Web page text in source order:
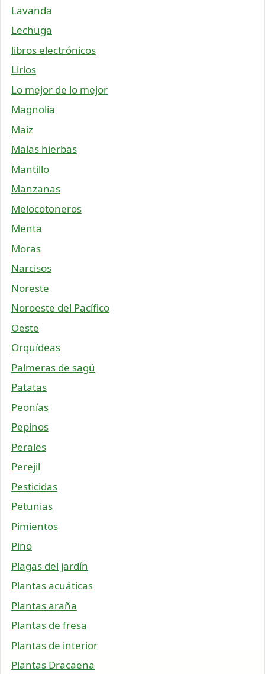
Lavanda
Lechuga
libros electrónicos
Lirios
Lo mejor de lo mejor
Magnolia
Maíz
Malas hierbas
Mantillo
Manzanas
Melocotoneros
Menta
Moras
Narcisos
Noreste
Noroeste del Pacífico
Oeste
Orquídeas
Palmeras de sagú
Patatas
Peonías
Pepinos
Perales
Perejil
Pesticidas
Petunias
Pimientos
Pino
Plagas del jardín
Plantas acuáticas
Plantas araña
Plantas de fresa
Plantas de interior
Plantas Dracaena